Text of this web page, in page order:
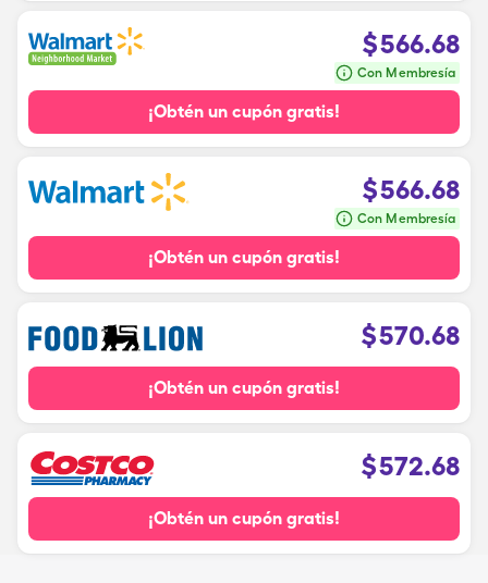
$566.68
Con Membresía
¡Obtén un cupón gratis!
$566.68
Con Membresía
¡Obtén un cupón gratis!
$570.68
¡Obtén un cupón gratis!
$572.68
¡Obtén un cupón gratis!